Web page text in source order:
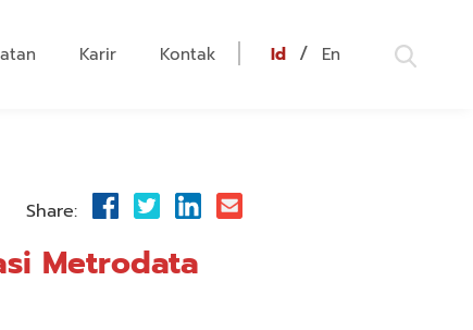
Karir Kontak Id / En
Share:
Metrodata